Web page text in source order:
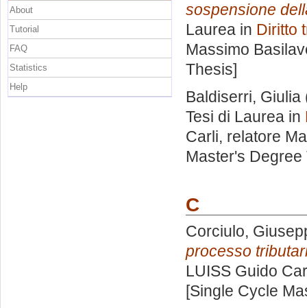
sospensione
Laurea in Diritto
Massimo
Thesis]
Baldiserri, Giulia
Tesi di Laurea in
Carli, relatore
Master's Degree
C
Corciulo,
processo
LUISS Guido
[Single Cycle
About
Tutorial
FAQ
Statistics
Help